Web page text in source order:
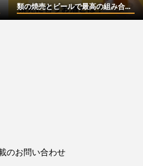
類の焼売とビールで最高の組み合...
のお問い合わせ